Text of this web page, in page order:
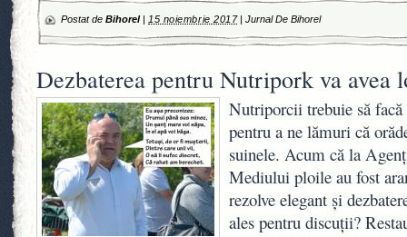
Postat de Bihorel| 15 noiembrie 2017|Jurnal De Bihorel
Dezbaterea pentru Nutripork va avea
Nutriporcii trebuie să facă
pentru a ne lămuri că
suinele. Acum că la
Mediului ploile au fost
rezolve elegant și
ales pentru discuții?